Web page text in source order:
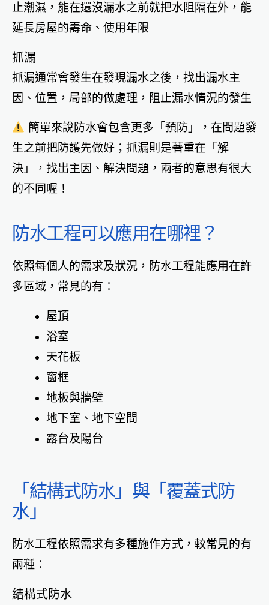
止潮濕，能在還沒漏水之前就把水阻隔在外，能
延長房屋的壽命、使用年限
抓漏
抓漏通常會發生在發現漏水之後，找出漏水主
因、位置，局部的做處理，阻止漏水情況的發生
簡單來說防水會包含更多「預防」，在問題發
生之前把防護先做好；抓漏則是著重在「解
決」，找出主因、解決問題，兩者的意思有很大
的不同喔！
防水工程可以應用在哪裡？
依照每個人的需求及狀況，防水工程能應用在許
多區域，常見的有：
屋頂
浴室
天花板
窗框
地板與牆壁
地下室、地下空間
露台及陽台
「結構式防水」與「覆蓋式防
水」
防水工程依照需求有多種施作方式，較常見的有
兩種：
結構式防水